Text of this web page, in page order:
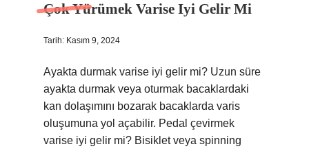
Çok Yürümek Varise Iyi Gelir Mi
Tarih: Kasım 9, 2024
Ayakta durmak varise iyi gelir mi? Uzun süre
ayakta durmak veya oturmak bacaklardaki
kan dolaşımını bozarak bacaklarda varis
oluşumuna yol açabilir. Pedal çevirmek
varise iyi gelir mi? Bisiklet veya spinning